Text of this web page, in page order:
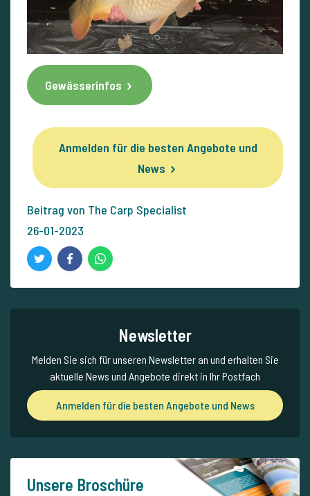
Gewässerinfos
Anmelden für die besten Angebote und
News
Beitrag von The Carp Specialist
26-01-2023
Newsletter
Melden Sie sich für unseren Newsletter an und erhalten Sie
aktuelle News und Angebote direkt in Ihr Postfach
Anmelden für die besten Angebote und News
Unsere Broschüre